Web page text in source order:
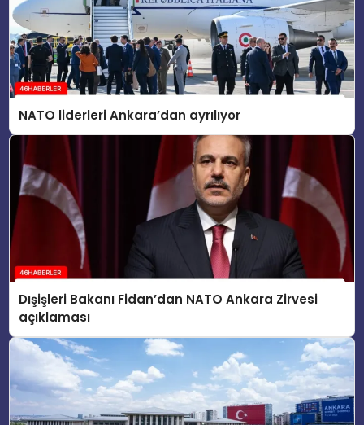
NATO liderleri Ankara’dan ayrılıyor
Dışişleri Bakanı Fidan’dan NATO Ankara Zirvesi
açıklaması